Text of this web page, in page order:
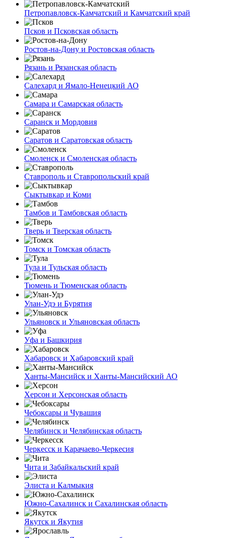
Петропавловск-Камчатский и Камчатский край
Псков и Псковская область
Ростов-на-Дону и Ростовская область
Рязань и Рязанская область
Салехард и Ямало-Ненецкий АО
Самара и Самарская область
Саранск и Мордовия
Саратов и Саратовская область
Смоленск и Смоленская область
Ставрополь и Ставропольский край
Сыктывкар и Коми
Тамбов и Тамбовская область
Тверь и Тверская область
Томск и Томская область
Тула и Тульская область
Тюмень и Тюменская область
Улан-Удэ и Бурятия
Ульяновск и Ульяновская область
Уфа и Башкирия
Хабаровск и Хабаровский край
Ханты-Мансийск и Ханты-Мансийский АО
Херсон и Херсонская область
Чебоксары и Чувашия
Челябинск и Челябинская область
Черкесск и Карачаево-Черкесия
Чита и Забайкальский край
Элиста и Калмыкия
Южно-Сахалинск и Сахалинская область
Якутск и Якутия